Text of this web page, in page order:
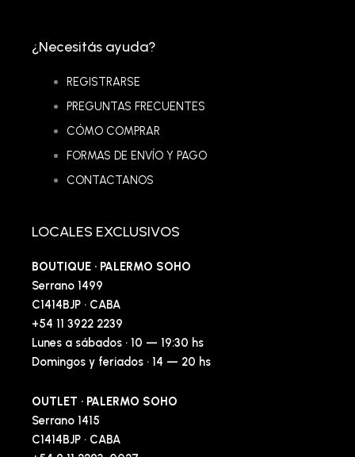
¿Necesitás ayuda?
REGISTRARSE
PREGUNTAS FRECUENTES
CÓMO COMPRAR
FORMAS DE ENVÍO Y PAGO
CONTACTANOS
LOCALES EXCLUSIVOS
BOUTIQUE · PALERMO SOHO
Serrano 1499
C1414BJP · CABA
+54 11 3922 2239
Lunes a sábados · 10 — 19:30 hs
Domingos y feriados · 14 — 20 hs
OUTLET · PALERMO SOHO
Serrano 1415
C1414BJP · CABA